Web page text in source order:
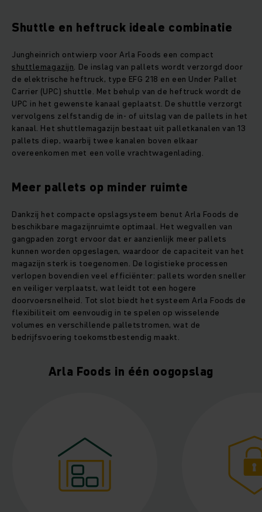
Shuttle en heftruck ideale combinatie
Jungheinrich ontwierp voor Arla Foods een compact
shuttlemagazijn. De inslag van pallets wordt verzorgd door
de elektrische heftruck, type EFG 218 en een Under Pallet
Carrier (UPC) shuttle. Met behulp van de heftruck wordt de
UPC in het gewenste kanaal geplaatst. De shuttle verzorgt
vervolgens zelfstandig de in- of uitslag van de pallets in het
kanaal. Het shuttlemagazijn bestaat uit palletkanalen van 13
pallets diep, waarbij twee kanalen boven elkaar
overeenkomen met een volle vrachtwagenlading.
Meer pallets op minder ruimte
Dankzij het compacte opslagsysteem benut Arla Foods de
beschikbare magazijnruimte optimaal. Het wegvallen van
gangpaden zorgt ervoor dat er aanzienlijk meer pallets
kunnen worden opgeslagen, waardoor de capaciteit van het
magazijn sterk is toegenomen. De logistieke processen
verlopen bovendien veel efficiënter: pallets worden sneller
en veiliger verplaatst, wat leidt tot een hogere
doorvoersnelheid. Tot slot biedt het systeem Arla Foods de
flexibiliteit om eenvoudig in te spelen op wisselende
volumes en verschillende palletstromen, wat de
bedrijfsvoering toekomstbestendig maakt.
Arla Foods in één oogopslag